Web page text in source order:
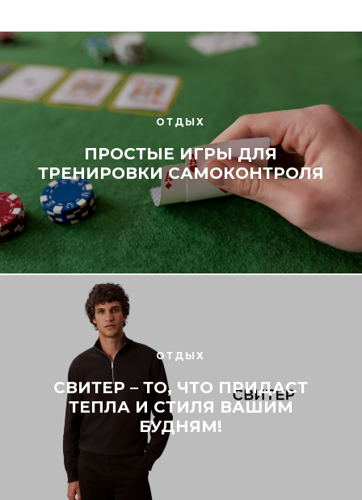
ОТДЫХ
ПРОСТЫЕ ИГРЫ ДЛЯ
ТРЕНИРОВКИ САМОКОНТРОЛЯ
ОТДЫХ
СВИТЕР – ТО, ЧТО ПРИДАСТ
ТЕПЛА И СТИЛЯ ВАШИМ
БУДНЯМ!